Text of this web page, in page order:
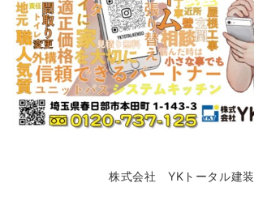
株式会社 YKトータル建装